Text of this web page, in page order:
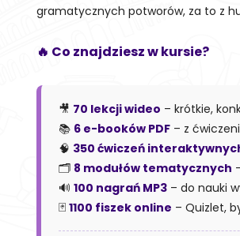
gramatycznych potworów, za to z
🔥 Co znajdziesz w kursie?
🎥 70 lekcji wideo – krótkie,
📚 6 e-booków PDF – z
🧠 350 ćwiczeń
🗂️ 8 modułów tematycznych
🔊 100 nagrań MP3 – do nauki
🃏 1100 fiszek online – Quizlet,